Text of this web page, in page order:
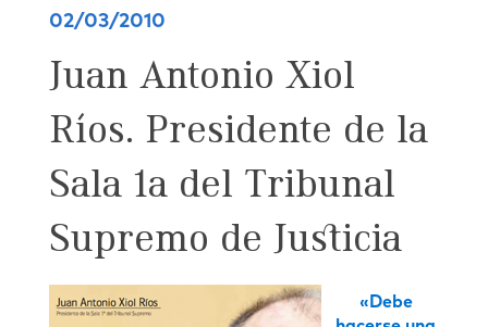
02/03/2010
Juan Antonio Xiol
Ríos. Presidente de la
Sala 1a del Tribunal
Supremo de Justicia
«Debe